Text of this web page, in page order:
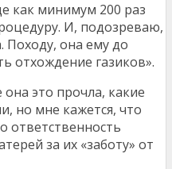
как минимум 200 раз
И, подозреваю,
Походу, она ему до
отхождение газиков».
это прочла, какие
но мне кажется, что
ответственность
за их «заботу» от